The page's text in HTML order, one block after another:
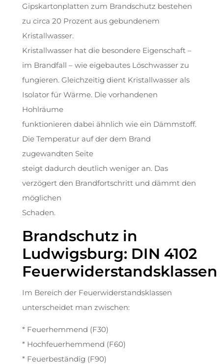
Gipskartonplatten zum Brandschutz bestehen
zu circa 20 Prozent aus gebundenem
Kristallwasser.
Kristallwasser hat die besondere Eigenschaft –
im Brandfall – wie eigebautes Löschwasser zu
fungieren. Gleichzeitig dient Kristallwasser als
Isolator für Wärme. Die vorhandenen
Hohlräume
funktionieren dabei ähnlich wie ein Dämmstoff.
Die Temperatur auf der dem Brand
zugewandten Seite
steigt dadurch deutlich weniger an. Das
verzögert den Brandfortschritt und dämmt den
möglichen
Schaden.
Brandschutz in
Ludwigsburg: DIN 4102
Feuerwiderstandsklassen
Im Bereich der Feuerwiderstandsklassen
unterscheidet man zwischen:
* Feuerhemmend (F30)
* Hochfeuerhemmend (F60)
* Feuerbeständig (F90)